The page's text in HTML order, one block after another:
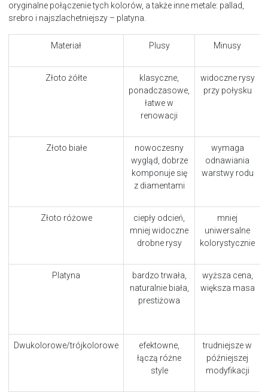
oryginalne połączenie tych kolorów, a także inne metale: pallad,
srebro i najszlachetniejszy – platyna.
Materiał Plusy Minusy
Złoto żółte
klasyczne,
ponadczasowe,
łatwe w
renowacji
widoczne rysy
przy połysku
Złoto białe
nowoczesny
wygląd, dobrze
komponuje się
z diamentami
wymaga
odnawiania
warstwy rodu
Złoto różowe
ciepły odcień,
mniej widoczne
drobne rysy
mniej
uniwersalne
kolorystycznie
Platyna
bardzo trwała,
naturalnie biała,
prestiżowa
wyższa cena,
większa masa
Dwukolorowe/trójkolorowe
efektowne,
łączą różne
style
trudniejsze w
późniejszej
modyfikacji